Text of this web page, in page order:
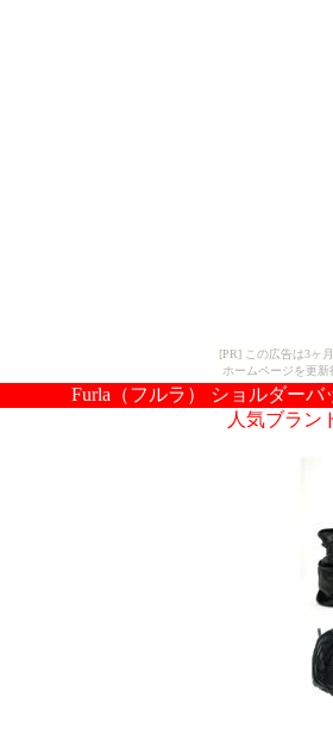
[PR] この広告は3ヶ
ホームページを更
Furla（フルラ） ショルダーバ
人気ブラン